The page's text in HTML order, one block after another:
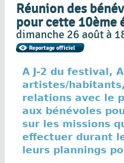
Réunion des
pour cette 10ème
dimanche 26 août à
A J-2 du festival,
artistes/
relations avec le
aux bénévoles
sur les missions
effectuer durant
leurs plannings